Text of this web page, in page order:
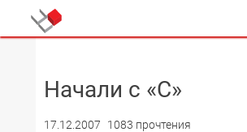
Начали с «C»
17.12.2007 1083 прочтения